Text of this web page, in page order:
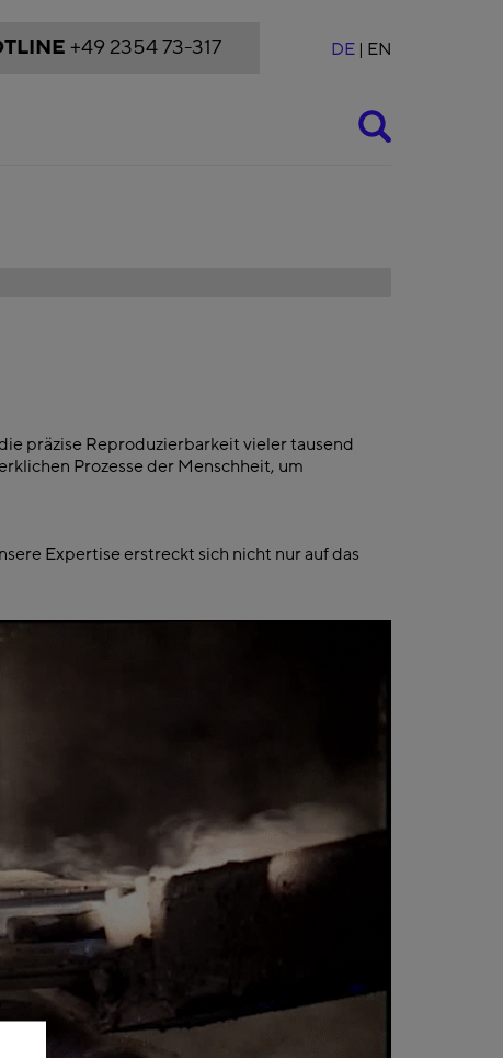
+49 2354 73-317 DE EN
präzise Reproduzierbarkeit vieler tausend
Prozesse der Menschheit, um
Expertise erstreckt sich nicht nur auf das